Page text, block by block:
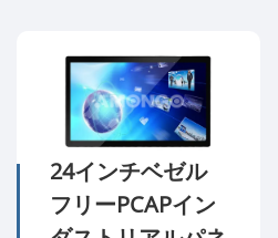
24インチベゼル
フリーPCAPイン